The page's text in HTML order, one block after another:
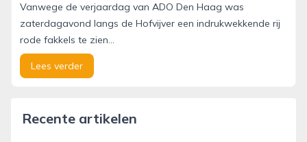
Vanwege de verjaardag van ADO Den Haag was
zaterdagavond langs de Hofvijver een indrukwekkende rij
rode fakkels te zien...
Lees verder
Recente artikelen